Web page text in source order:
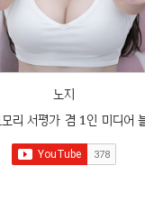
노지
리 서평가 겸 1인 미디어